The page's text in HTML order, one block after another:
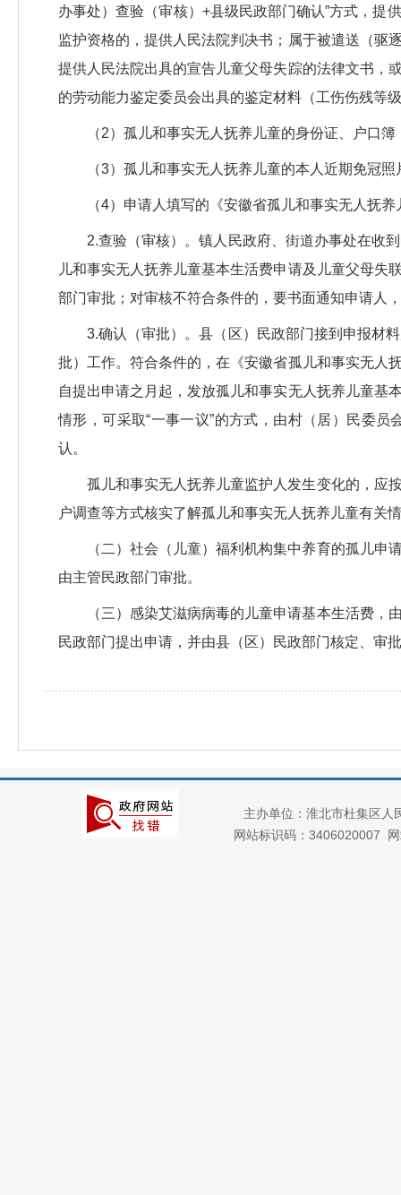
办事处）查验（审核）+县级民政部门确认”方式，提
监护资格的，提供人民法院判决书；属于被遣送（驱
提供人民法院出具的宣告儿童父母失踪的法律文书，
的劳动能力鉴定委员会出具的鉴定材料（工伤伤残等
（2）孤儿和事实无人抚养儿童的身份证、户口簿
（3）孤儿和事实无人抚养儿童的本人近期免冠照
（4）申请人填写的《安徽省孤儿和事实无人抚
2.查验（审核）。镇人民政府、街道办事处在收
儿和事实无人抚养儿童基本生活费申请及儿童父母失
部门审批；对审核不符合条件的，要书面通知申请人
3.确认（审批）。县（区）民政部门接到申报材
批）工作。符合条件的，在《安徽省孤儿和事实无人
自提出申请之月起，发放孤儿和事实无人抚养儿童基
情形，可采取“一事一议”的方式，由村（居）民委
认。
孤儿和事实无人抚养儿童监护人发生变化的，应
户调查等方式核实了解孤儿和事实无人抚养儿童有关
（二）社会（儿童）福利机构集中养育的孤儿
由主管民政部门审批。
（三）感染艾滋病病毒的儿童申请基本生活费
民政部门提出申请，并由县（区）民政部门核定、审
主办单位：淮北市杜集区
网站标识码：3406020007